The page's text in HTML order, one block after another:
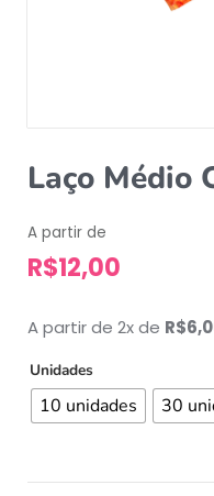
Laço Médio
A partir de
R$12,00
A partir de 2x de R$
Unidades
10 unidades 30